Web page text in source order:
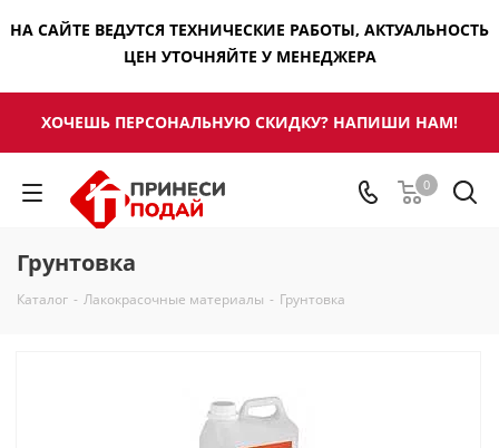
НА САЙТЕ ВЕДУТСЯ ТЕХНИЧЕСКИЕ РАБОТЫ, АКТУАЛЬНОСТЬ
ЦЕН УТОЧНЯЙТЕ У МЕНЕДЖЕРА
ХОЧЕШЬ ПЕРСОНАЛЬНУЮ СКИДКУ? НАПИШИ НАМ!
0
Грунтовка
Каталог - Лакокрасочные материалы - Грунтовка